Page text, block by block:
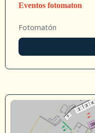
Eventos fotomaton
Fotomatón